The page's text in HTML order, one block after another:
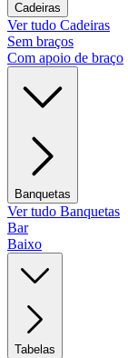
Cadeiras
Ver tudo Cadeiras
Sem braços
Com apoio de braço
Banquetas
Ver tudo Banquetas
Bar
Baixo
Tabelas